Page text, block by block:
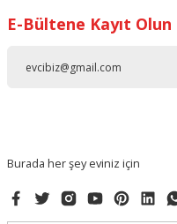
Ürün resmi kalitesiz,
E-Bültene Kayıt Olun
Burada her şey eviniz için